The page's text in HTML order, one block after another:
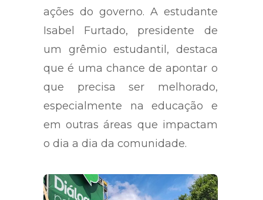
ações do governo. A estudante
Isabel Furtado, presidente de
um grêmio estudantil, destaca
que é uma chance de apontar o
que precisa ser melhorado,
especialmente na educação e
em outras áreas que impactam
o dia a dia da comunidade.